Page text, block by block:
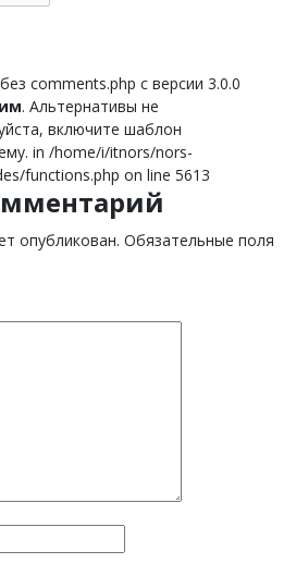
comments.php с версии 3.0.0
. Альтернативы не
включите шаблон
in /home/i/itnors/nors-
functions.php on line 5613
опубликован. Обязательные поля